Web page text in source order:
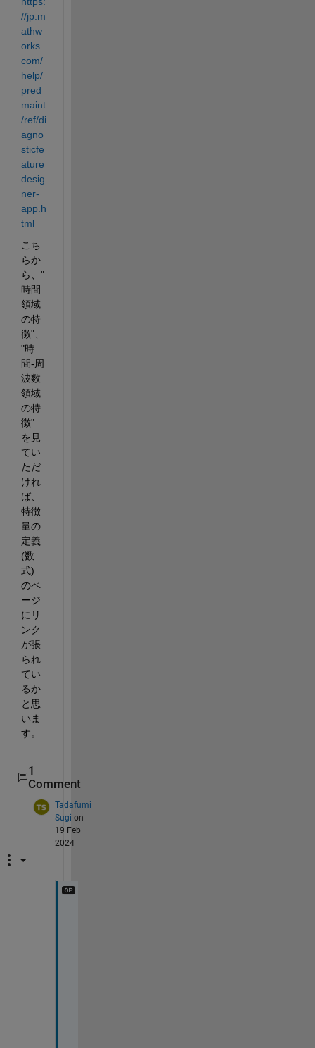
//jp.m
athw
orks.
com/
help/
pred
maint
/ref/di
agno
sticfe
ature
desig
ner-
app.h
tml
こち
らか
ら、"
時間
領域
の特
徴"、
"時
間-周
波数
領域
の特
徴"
を見
てい
ただ
けれ
ば、
特徴
量の
定義
(数
式)
のペ
ージ
にリ
ンク
が張
られ
てい
るか
と思
いま
す。
1
Comment
Tadafumi
Sugi on
19 Feb
2024